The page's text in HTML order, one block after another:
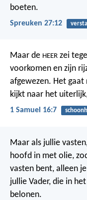
boeten.
Spreuken 27:12
Maar de HEER zei
voorkomen en zijn
afgewezen. Het
kijkt naar het
1 Samuel 16:7
Maar als jullie
hoofd in met olie,
vasten bent, alleen
jullie Vader, die in
belonen.